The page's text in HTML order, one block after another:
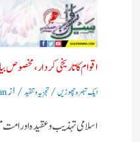
اقوام کا تاریخی
ایک تبصرہ چھوڑیں/تجزیہ و تنقید/ از
اسلامی تہذیب و عقیدہ اور